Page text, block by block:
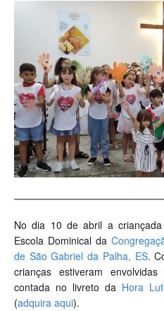
No dia 10 de abril a
Escola Dominical da
de São Gabriel da Palha, ES.
crianças estiveram
contada no livreto da Hora
(adquira aqui).